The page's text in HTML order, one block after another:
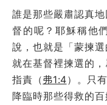
誰是那些嚴肅認真
督的呢？耶穌稱他
說，也就是「蒙揀
就在基督裡揀選的
指責（弗1:4）。只
降臨時那些得救的